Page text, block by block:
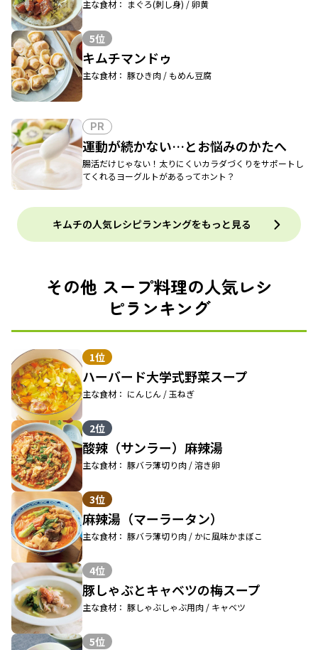
主な食材： まぐろ(刺し身) / 卵黄
5位
キムチマンドゥ
主な食材： 豚ひき肉 / もめん豆腐
PR
運動が続かない…とお悩みのかたへ
腸活だけじゃない！太りにくいカラダづくりをサポートし
てくれるヨーグルトがあるってホント？
キムチの人気レシピランキングをもっと見る
その他 スープ料理の人気レシ
ピランキング
1位
ハーバード大学式野菜スープ
主な食材： にんじん / 玉ねぎ
2位
酸辣（サンラー）麻辣湯
主な食材： 豚バラ薄切り肉 / 溶き卵
3位
麻辣湯（マーラータン）
主な食材： 豚バラ薄切り肉 / かに風味かまぼこ
4位
豚しゃぶとキャベツの梅スープ
主な食材： 豚しゃぶしゃぶ用肉 / キャベツ
5位